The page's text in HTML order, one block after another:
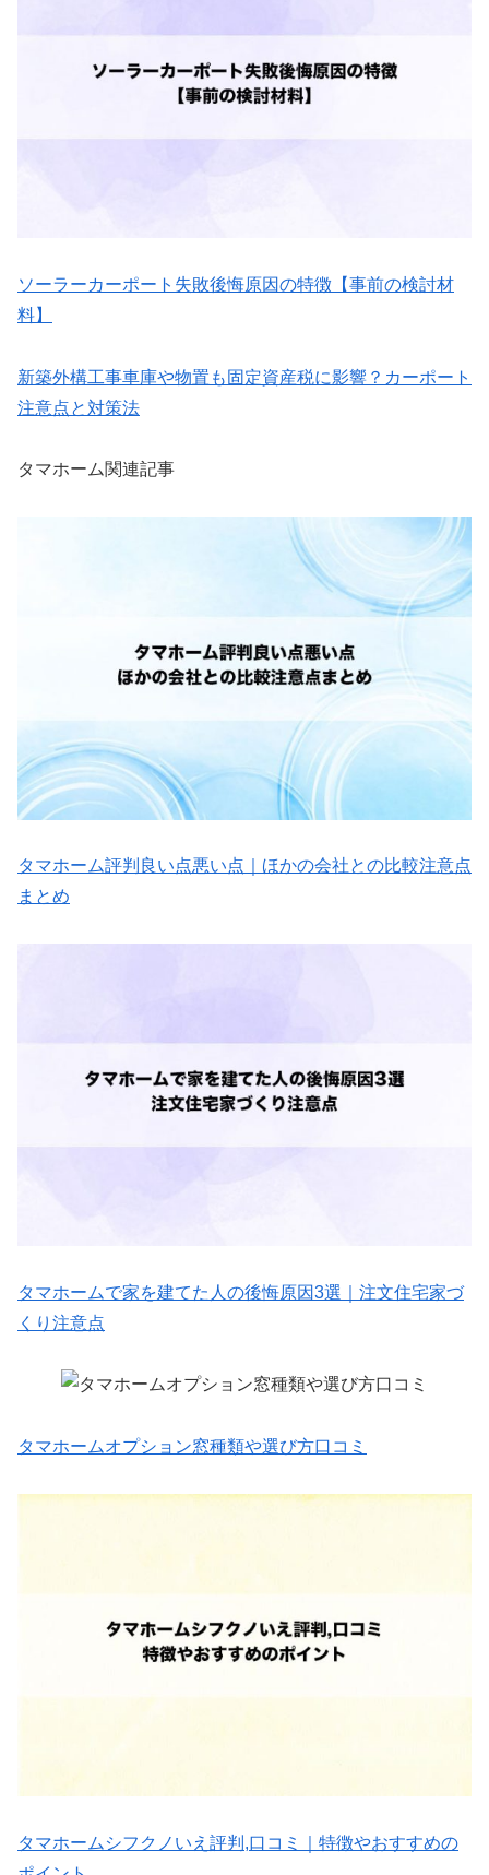
ソーラーカーポート失敗後悔原因の特徴【事前の検討材
料】
新築外構工事車庫や物置も固定資産税に影響？カーポート
注意点と対策法
タマホーム関連記事
タマホーム評判良い点悪い点｜ほかの会社との比較注意点
まとめ
タマホームで家を建てた人の後悔原因3選｜注文住宅家づ
くり注意点
タマホームオプション窓種類や選び方口コミ
タマホームシフクノいえ評判,口コミ｜特徴やおすすめの